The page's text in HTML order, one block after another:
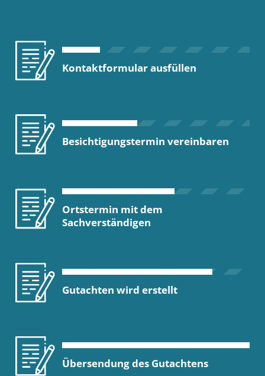
Kontaktformular ausfüllen
Besichtigungstermin vereinbaren
Ortstermin mit dem
Sachverständigen
Gutachten wird erstellt
Übersendung des Gutachtens